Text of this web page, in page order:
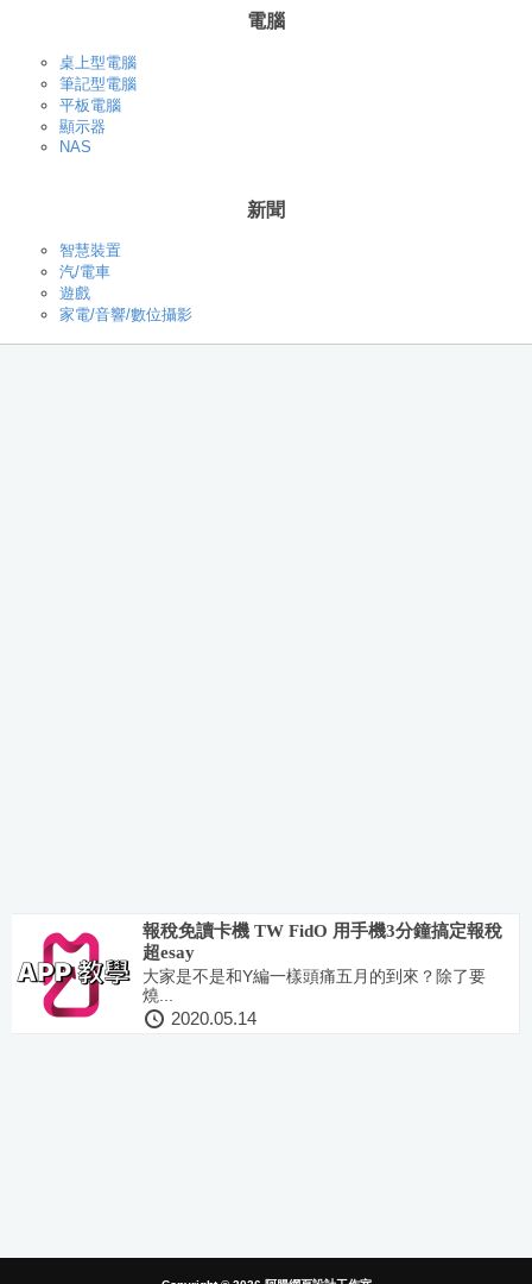
電腦
桌上型電腦
筆記型電腦
平板電腦
顯示器
NAS
新聞
智慧裝置
汽/電車
遊戲
家電/音響/數位攝影
報稅免讀卡機 TW FidO 用手機3分鐘搞定報稅
超esay
大家是不是和Y編一樣頭痛五月的到來？除了要
燒...
2020.05.14